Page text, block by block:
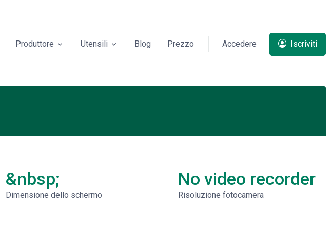
Produttore Utensili Blog Prezzo Accedere Iscriviti
&nbsp;
Dimensione dello schermo
No video recorder
Risoluzione fotocamera